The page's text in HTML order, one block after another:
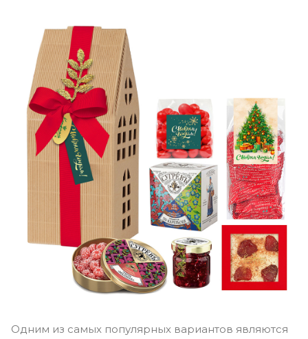
Одним из самых популярных вариантов являются